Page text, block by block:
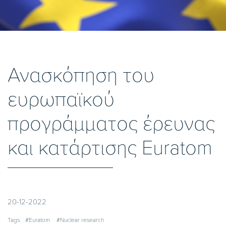
Ανασκόπηση του
ευρωπαϊκού
προγράμματος έρευνας
και κατάρτισης Euratom
20-12-2022
Tags: #Euratom #Nuclear research